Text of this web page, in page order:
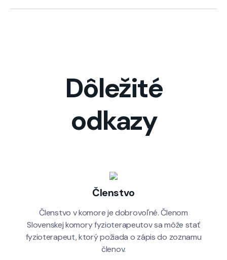
Dôležité
odkazy
Členstvo
Členstvo v komore je dobrovoľné. Členom
Slovenskej komory fyzioterapeutov sa môže stať
fyzioterapeut, ktorý požiada o zápis do zoznamu
členov.